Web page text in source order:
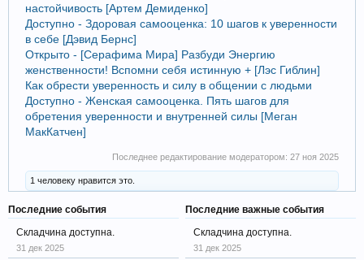
настойчивость [Артем Демиденко]
Доступно - Здоровая самооценка: 10 шагов к уверенности
в себе [Дэвид Бернс]
Открыто - [Серафима Мира] Разбуди Энергию
женственности! Вспомни себя истинную + [Лэс Гиблин]
Как обрести уверенность и силу в общении с людьми
Доступно - Женская самооценка. Пять шагов для
обретения уверенности и внутренней силы [Меган
МакКатчен]
Последнее редактирование модератором: 27 ноя 2025
1 человеку нравится это.
Последние события
Складчина доступна.
31 дек 2025
Последние важные события
Складчина доступна.
31 дек 2025